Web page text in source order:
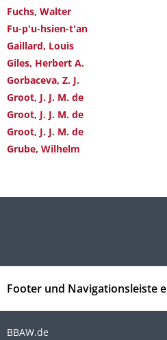
Fuchs, Walter
Fu-p'u-hsien-t'an
Gaillard, Louis
Giles, Herbert A.
Gorbaceva, Z. J.
Groot, J. J. M. de
Groot, J. J. M. de
Groot, J. J. M. de
Grube, Wilhelm
Footer und Navigationsleiste
BBAW.de